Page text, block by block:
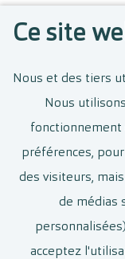
Ce site
Nous et des tiers
Nous
fonctionnement
préférences,
des visiteurs,
de médias
acceptez
Voir
Voir le poste